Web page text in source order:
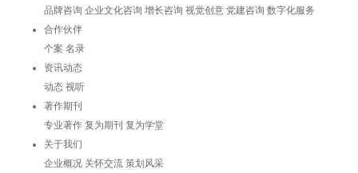
品牌咨询 企业文化咨询 增长咨询 视觉创意 党建咨询 数字化服务
合作伙伴
个案 名录
资讯动态
动态 视听
著作期刊
专业著作 复为期刊 复为学堂
关于我们
企业概况 关怀交流 策划风采